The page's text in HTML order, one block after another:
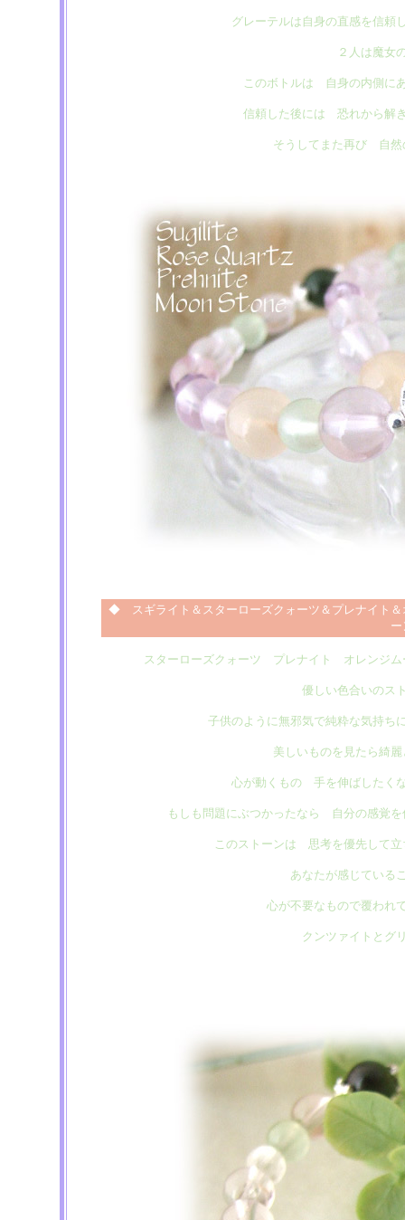
グレーテルは自身の直感を信
２人は魔女
このボトルは 自身の内側に
信頼した後には 恐れから解
そうしてまた再び 自然
◆ スギライト＆スターローズクォーツ＆プレナイト＆
スターローズクォーツ プレナイト オレンジ
優しい色合いの
子供のように無邪気で純粋な気持ち
美しいものを見たら綺
心が動くもの 手を伸ばしたく
もしも問題にぶつかったなら 自分の感覚
このストーンは 思考を優先して
あなたが感じている
心が不要なもので覆わ
クンツァイトとグ